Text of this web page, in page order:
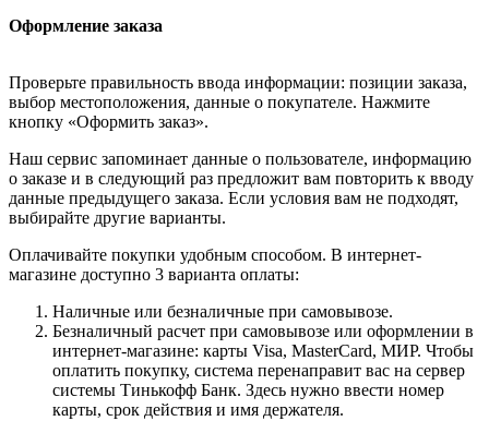
Оформление заказа
Проверьте правильность ввода информации: позиции заказа,
выбор местоположения, данные о покупателе. Нажмите
кнопку «Оформить заказ».
Наш сервис запоминает данные о пользователе, информацию
о заказе и в следующий раз предложит вам повторить к вводу
данные предыдущего заказа. Если условия вам не подходят,
выбирайте другие варианты.
Оплачивайте покупки удобным способом. В интернет-
магазине доступно 3 варианта оплаты:
Наличные или безналичные при самовывозе.
Безналичный расчет при самовывозе или оформлении в
интернет-магазине: карты Visa, MasterCard, МИР. Чтобы
оплатить покупку, система перенаправит вас на сервер
системы Тинькофф Банк. Здесь нужно ввести номер
карты, срок действия и имя держателя.